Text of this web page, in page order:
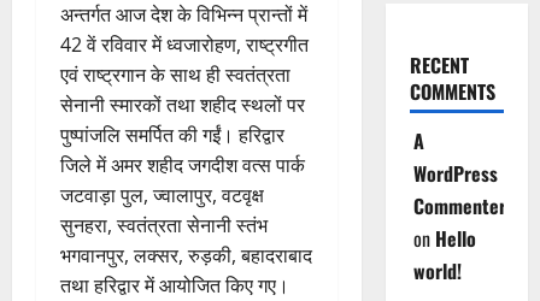
अन्तर्गत आज देश के विभिन्न प्रान्तों में
42 वें रविवार में ध्वजारोहण, राष्ट्रगीत
एवं राष्ट्रगान के साथ ही स्वतंत्रता
सेनानी स्मारकों तथा शहीद स्थलों पर
पुष्पांजलि समर्पित की गईं। हरिद्वार
जिले में अमर शहीद जगदीश वत्स पार्क
जटवाड़ा पुल, ज्वालापुर, वटवृक्ष
सुनहरा, स्वतंत्रता सेनानी स्तंभ
भगवानपुर, लक्सर, रुड़की, बहादराबाद
तथा हरिद्वार में आयोजित किए गए।
RECENT
COMMENTS
A
WordPress
Commenter
on Hello
world!